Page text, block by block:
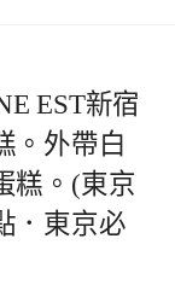
EST新宿
。外帶白
糕。(東京
．東京必